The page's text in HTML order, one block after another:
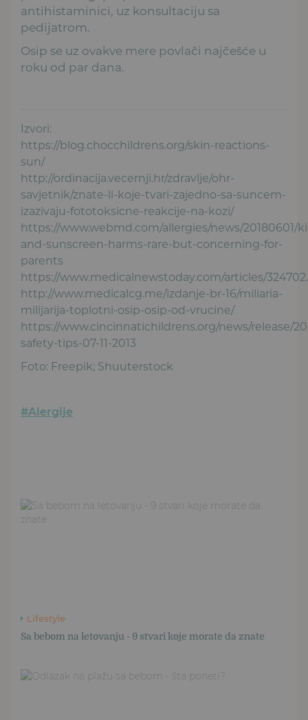
antihistaminici, uz konsultaciju sa
pedijatrom.
Osip se uz ovakve mere povlači najčešće u
roku od par dana.
Izvori:
https://blog.chocchildrens.org/skin-reactions-
sun/
http://ordinacija.vecernji.hr/zdravlje/ohr-
savjetnik/znate-li-koje-tvari-zajedno-sa-suncem-
izazivaju-fototoksicne-reakcije-na-kozi/
https://www.webmd.com/allergies/news/20180601/
and-sunscreen-harms-rare-but-concerning-for-
parents
https://www.medicalnewstoday.com/articles/
http://www.medicalcg.me/izdanje-br-16/miliaria-
milijarija-toplotni-osip-osip-od-vrucine/
https://www.cincinnatichildrens.org/news/release/
safety-tips-07-11-2013
Foto: Freepik; Shuuterstock
#Alergije
Lifestyle
Sa bebom na letovanju - 9 stvari koje morate da znate